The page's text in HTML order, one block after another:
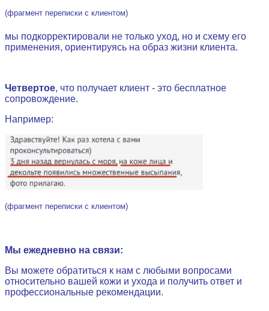
(фрагмент переписки с клиентом)
мы подкорректировали не только уход, но и схему его
применения, ориентируясь на образ жизни клиента.
Четвертое, что получает клиент - это бесплатное
сопровождение.
Например:
(фрагмент переписки с клиентом)
Мы ежедневно на связи:
Вы можете обратиться к нам с любыми вопросами
относительно вашей кожи и ухода и получить ответ и
профессиональные рекомендации.